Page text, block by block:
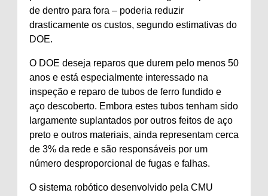
de dentro para fora – poderia reduzir
drasticamente os custos, segundo estimativas do
DOE.
O DOE deseja reparos que durem pelo menos 50
anos e está especialmente interessado na
inspeção e reparo de tubos de ferro fundido e
aço descoberto. Embora estes tubos tenham sido
largamente suplantados por outros feitos de aço
preto e outros materiais, ainda representam cerca
de 3% da rede e são responsáveis ​​por um
número desproporcional de fugas e falhas.
O sistema robótico desenvolvido pela CMU